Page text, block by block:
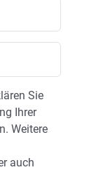
Sie
Ihrer
Weitere
auch